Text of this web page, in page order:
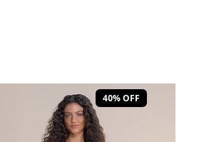
40% OFF